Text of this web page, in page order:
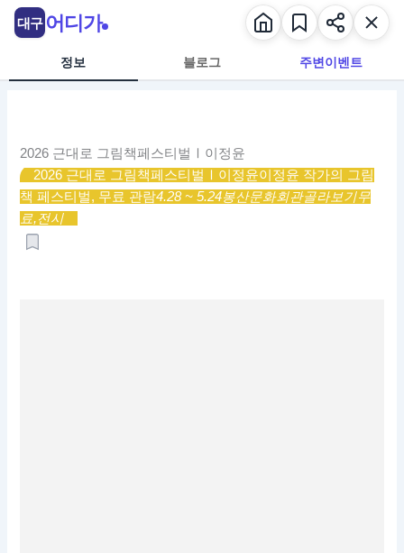
정보 블로그 주변이벤트
2026 근대로 그림책페스티벌Ⅰ이정윤
2026 근대로 그림책페스티벌Ⅰ이정윤이정윤 작가의 그림
책 페스티벌, 무료 관람4.28 ~ 5.24봉산문화회관골라보기무
료,전시
대구 어디가